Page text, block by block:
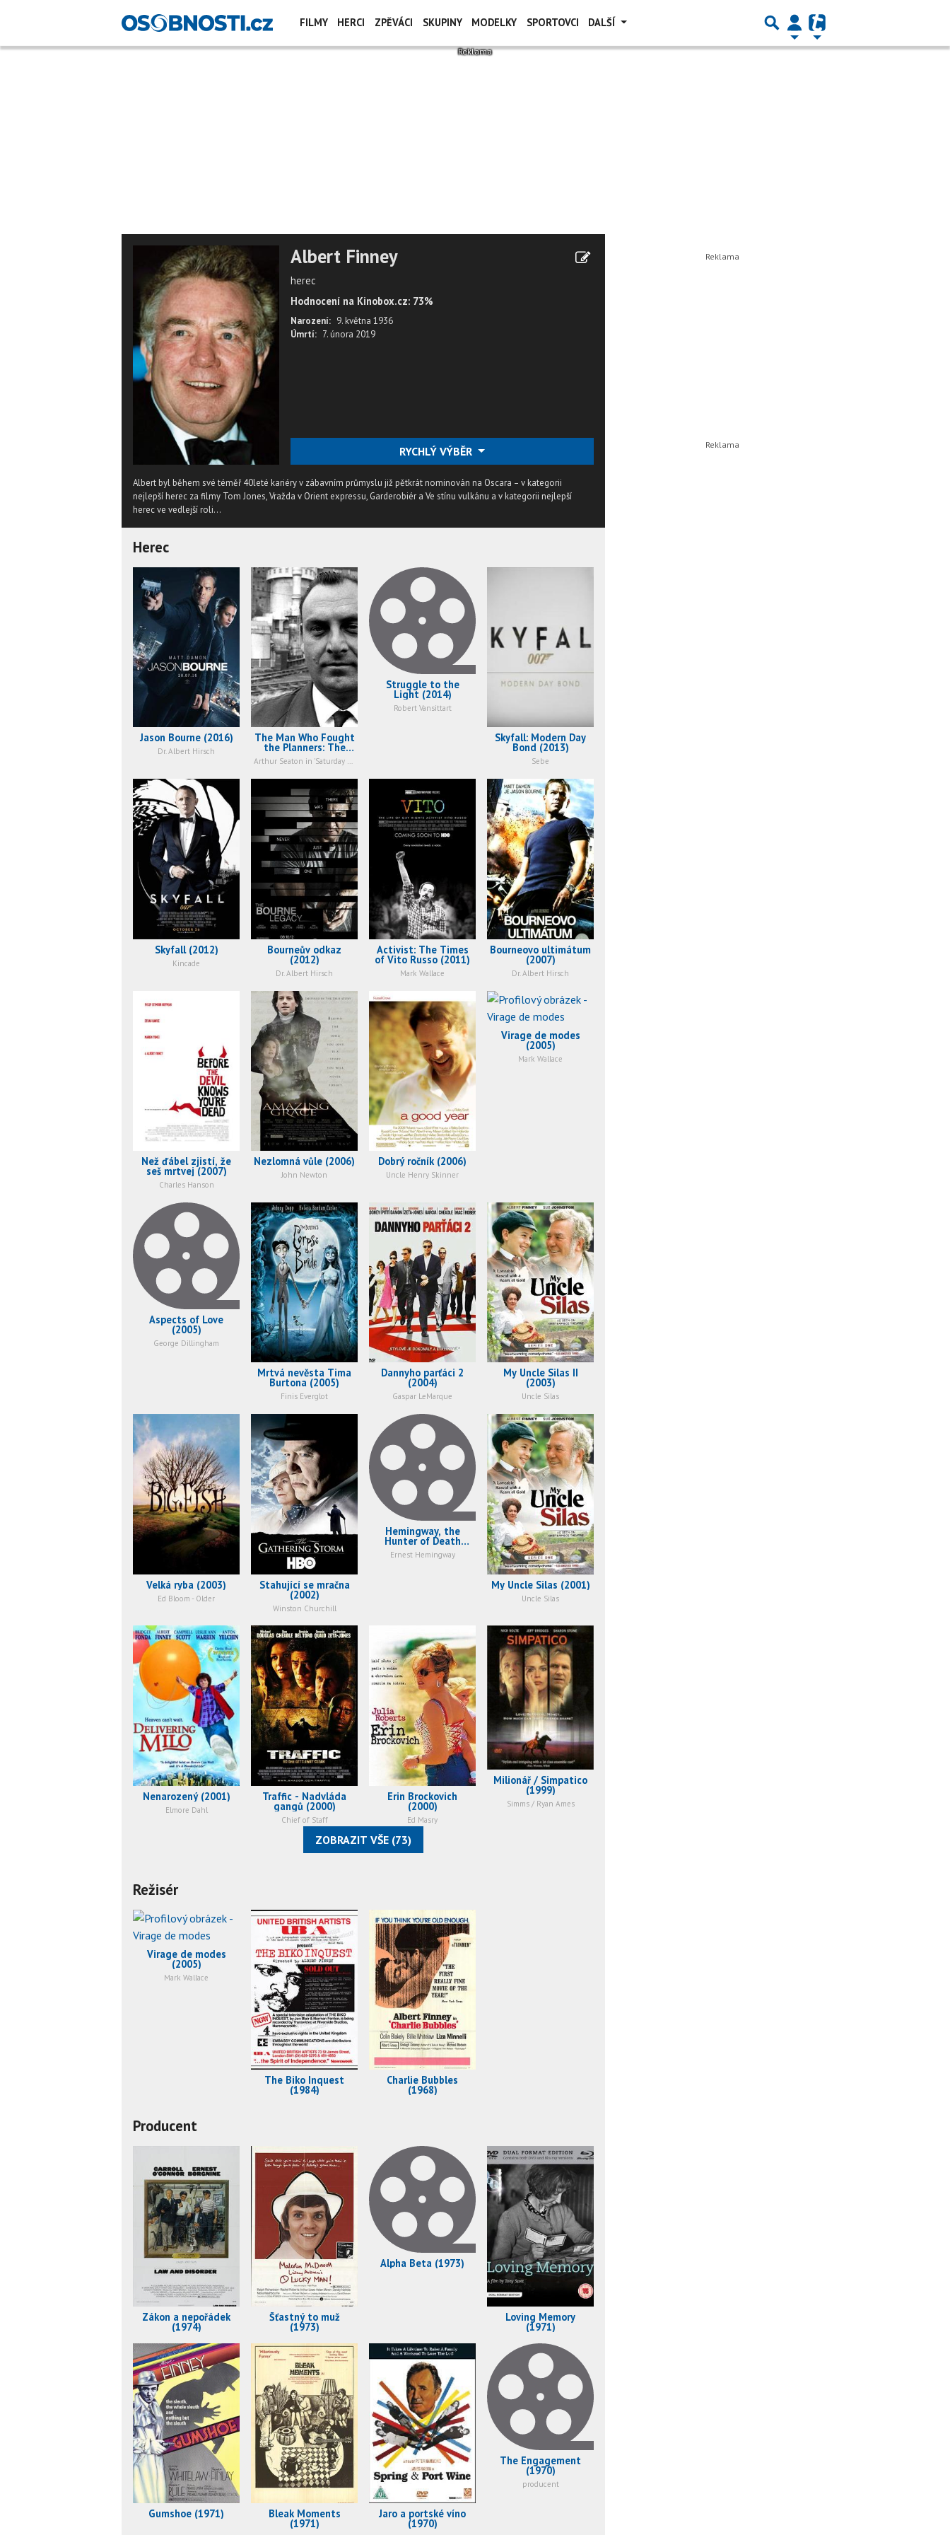
FILMY HERCI ZPĚVÁCI SKUPINY MODELKY SPORTOVCI DALŠÍ
Albert Finney
herec
Hodnocení na Kinobox.cz: 73%
Narození: 9. května 1936
Úmrtí: 7. února 2019
RYCHLÝ VÝBĚR
Albert byl během své téměř 40leté kariéry v zábavním průmyslu již pětkrát nominován na Oscara – v kategorii
nejlepší herec za filmy Tom Jones, Vražda v Orient expressu, Garderobiér a Ve stínu vulkánu a v kategorii nejlepší
herec ve vedlejší roli...
Herec
Jason Bourne (2016)
Dr. Albert Hirsch
The Man Who Fought
the Planners: The
Story of Ian Nairn
(2014) Arthur Seaton in 'Saturday Night and Sunday Morning
Struggle to the
Light (2014)
Robert Vansittart
Skyfall: Modern Day
Bond (2013)
Sebe
Skyfall (2012)
Kincade
Bourneův odkaz
(2012)
Dr. Albert Hirsch
Activist: The Times
of Vito Russo (2011)
Mark Wallace
Bourneovo ultimátum
(2007)
Dr. Albert Hirsch
Než ďábel zjistí, že
seš mrtvej (2007)
Charles Hanson
Nezlomná vůle (2006)
John Newton
Dobrý ročník (2006)
Uncle Henry Skinner
Virage de modes
(2005)
Mark Wallace
Aspects of Love
(2005)
George Dillingham
Mrtvá nevěsta Tima
Burtona (2005)
Finis Everglot
Dannyho parťáci 2
(2004)
Gaspar LeMarque
My Uncle Silas II
(2003)
Uncle Silas
Velká ryba (2003)
Ed Bloom - Older
Stahující se mračna
(2002)
Winston Churchill
Hemingway, the
Hunter of Death
(2001)
Ernest Hemingway
My Uncle Silas (2001)
Uncle Silas
Nenarozený (2001)
Elmore Dahl
Traffic - Nadvláda
gangů (2000)
Chief of Staff
Erin Brockovich
(2000)
Ed Masry
Milionář / Simpatico
(1999)
Simms / Ryan Ames
ZOBRAZIT VŠE (73)
Režisér
Virage de modes
(2005)
Mark Wallace
The Biko Inquest
(1984)
Charlie Bubbles
(1968)
Producent
Zákon a nepořádek
(1974)
Šťastný to muž
(1973)
Alpha Beta (1973)
Loving Memory
(1971)
Gumshoe (1971) Bleak Moments
(1971)
Jaro a portské víno
(1970)
The Engagement
(1970)
producent